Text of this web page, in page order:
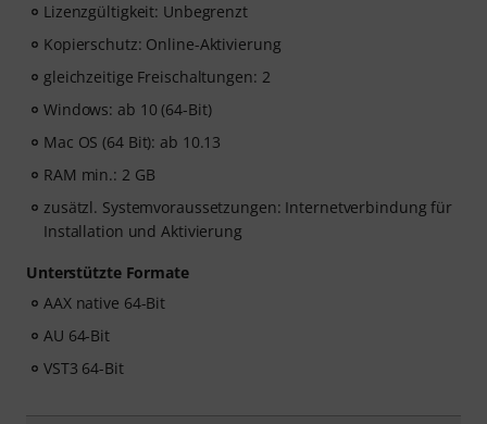
Lizenzgültigkeit: Unbegrenzt
Kopierschutz: Online-Aktivierung
gleichzeitige Freischaltungen: 2
Windows: ab 10 (64-Bit)
Mac OS (64 Bit): ab 10.13
RAM min.: 2 GB
zusätzl. Systemvoraussetzungen: Internetverbindung für
Installation und Aktivierung
Unterstützte Formate
AAX native 64-Bit
AU 64-Bit
VST3 64-Bit